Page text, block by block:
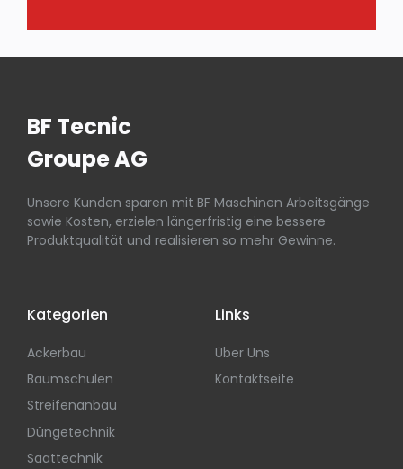
BF Tecnic
Groupe AG
Unsere Kunden sparen mit BF Maschinen Arbeitsgänge
sowie Kosten, erzielen längerfristig eine bessere
Produktqualität und realisieren so mehr Gewinne.
Kategorien
Ackerbau
Baumschulen
Streifenanbau
Düngetechnik
Saattechnik
Links
Über Uns
Kontaktseite